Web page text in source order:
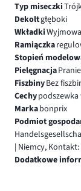
Typ miseczki
Dekoltgłęboki
Wkładki
Ramiączka
Stopień
Pielęgnacja
FiszbinyBez
Cechypodszewka
Markabonprix
Podmiot
| Niemcy,
Dodatkowe